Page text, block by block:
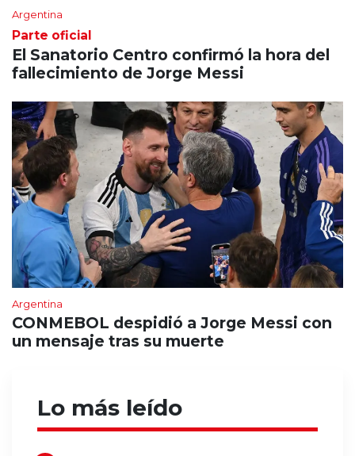
Argentina
Parte oficial
El Sanatorio Centro confirmó la hora del
fallecimiento de Jorge Messi
Argentina
CONMEBOL despidió a Jorge Messi con
un mensaje tras su muerte
Lo más leído